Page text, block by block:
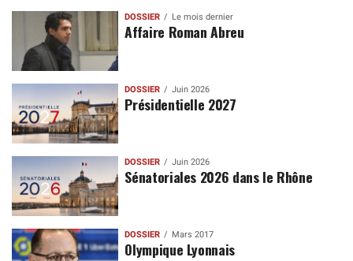
DOSSIER Le mois dernier
Affaire Roman Abreu
DOSSIER Juin 2026
Présidentielle 2027
DOSSIER Juin 2026
Sénatoriales 2026 dans le Rhône
DOSSIER Mars 2017
Olympique Lyonnais